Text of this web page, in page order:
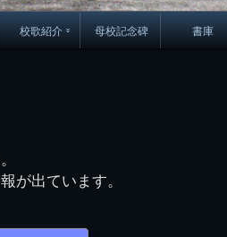
40周年
寒川校舎時代
校歌紹介 母校記念碑 書庫
が出ています。